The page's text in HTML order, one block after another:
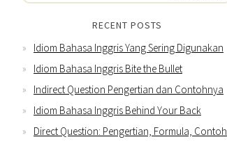
RECENT POSTS
Idiom Bahasa Inggris Yang Sering Digunakan
Idiom Bahasa Inggris Bite the Bullet
Indirect Question Pengertian dan Contohnya
Idiom Bahasa Inggris Behind Your Back
Direct Question: Pengertian, Formula, Contoh